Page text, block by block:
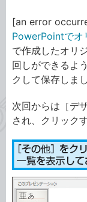
[an error
PowerPointでオ
で作成したオリ
回しができるよ
クして保存しま
次回からは［デ
され、クリック